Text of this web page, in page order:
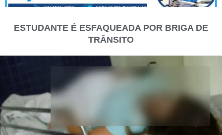
ESTUDANTE É ESFAQUEADA POR BRIGA DE
TRÂNSITO